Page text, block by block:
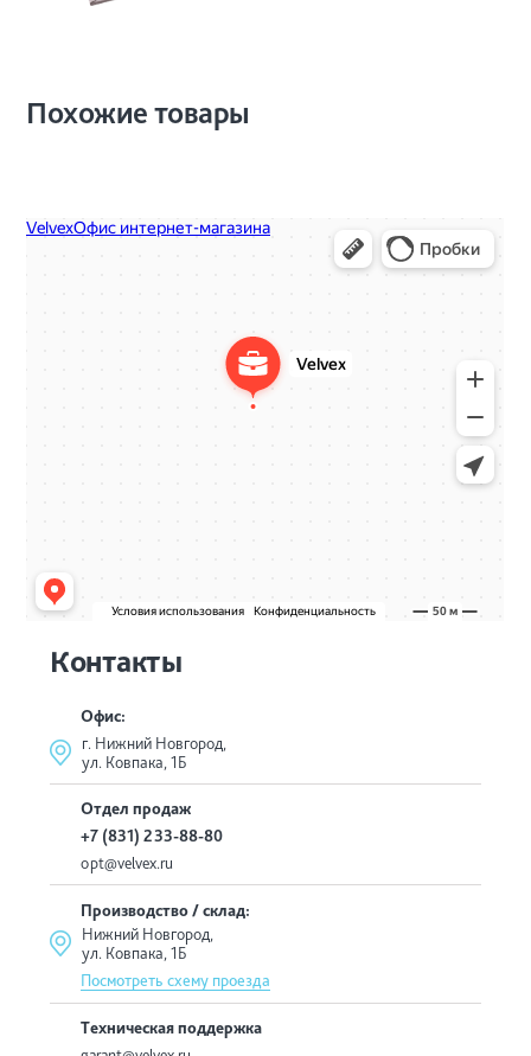
Похожие товары
Контакты
Офис:
г. Нижний Новгород,
ул. Ковпака, 1Б
Отдел продаж
+7 (831) 233-88-80
opt@velvex.ru
Производство / склад:
Нижний Новгород,
ул. Ковпака, 1Б
Посмотреть схему проезда
Техническая поддержка